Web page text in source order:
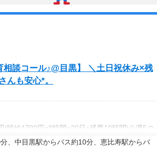
談コール♪@目黒】 ＼土日祝休み×残
んも安心*。
(時給1700円×8時間×20日+残業10時間)※週5の
、中目黒駅からバス約10分、恵比寿駅からバ